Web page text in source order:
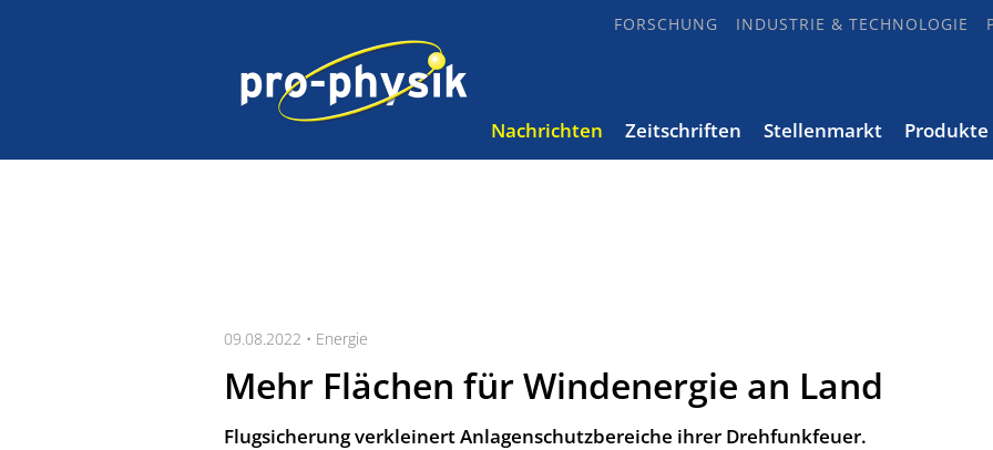
FORSCHUNG INDUSTRIE & TECHNOLOGIE
Nachrichten Zeitschriften Stellenmarkt Produkte
09.08.2022 • Energie
Mehr Flächen für Windenergie an Land
Flugsicherung verkleinert Anlagenschutzbereiche ihrer Drehfunkfeuer.